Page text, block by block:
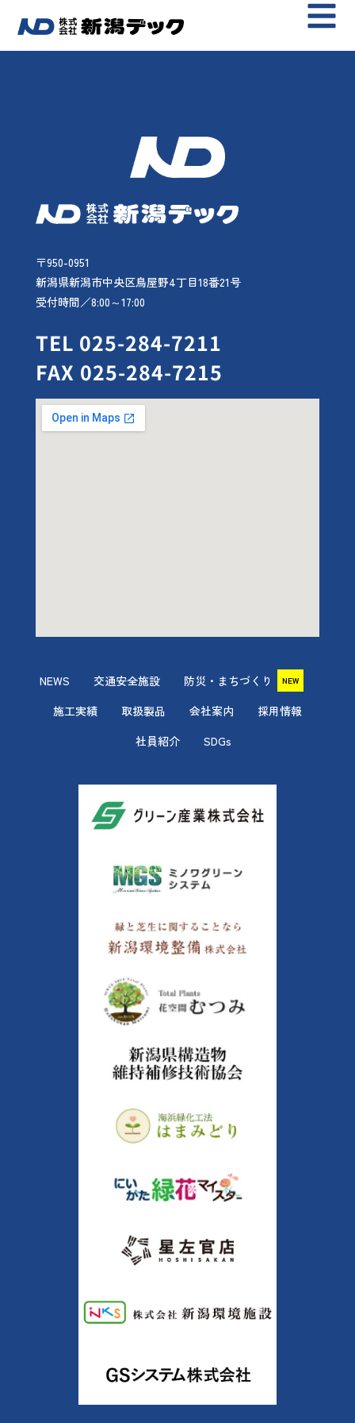
〒950-0951
新潟県新潟市中央区鳥屋野4丁目18番21号
受付時間／8:00～17:00
TEL 025-284-7211
FAX 025-284-7215
NEWS 交通安全施設 防災・まちづくり NEW
施工実績 取扱製品 会社案内
採用情報
社員紹介
SDGs